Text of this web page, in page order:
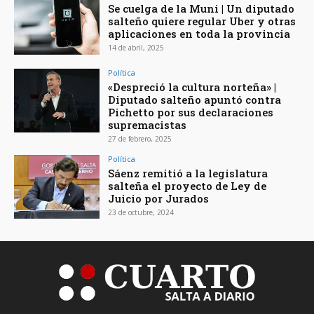
Se cuelga de la Muni | Un diputado
salteño quiere regular Uber y otras
aplicaciones en toda la provincia
14 de abril, 2025
Política
«Despreció la cultura norteña» |
Diputado salteño apuntó contra
Pichetto por sus declaraciones
supremacistas
27 de febrero, 2025
Política
Sáenz remitió a la legislatura
salteña el proyecto de Ley de
Juicio por Jurados
23 de octubre, 2024